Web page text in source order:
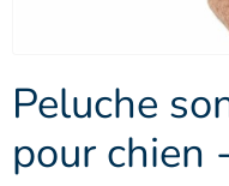
Peluche
pour chien